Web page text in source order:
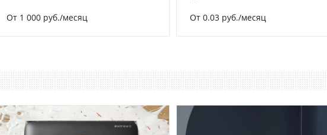
От 1 000 руб./месяц От 0.03 руб./месяц